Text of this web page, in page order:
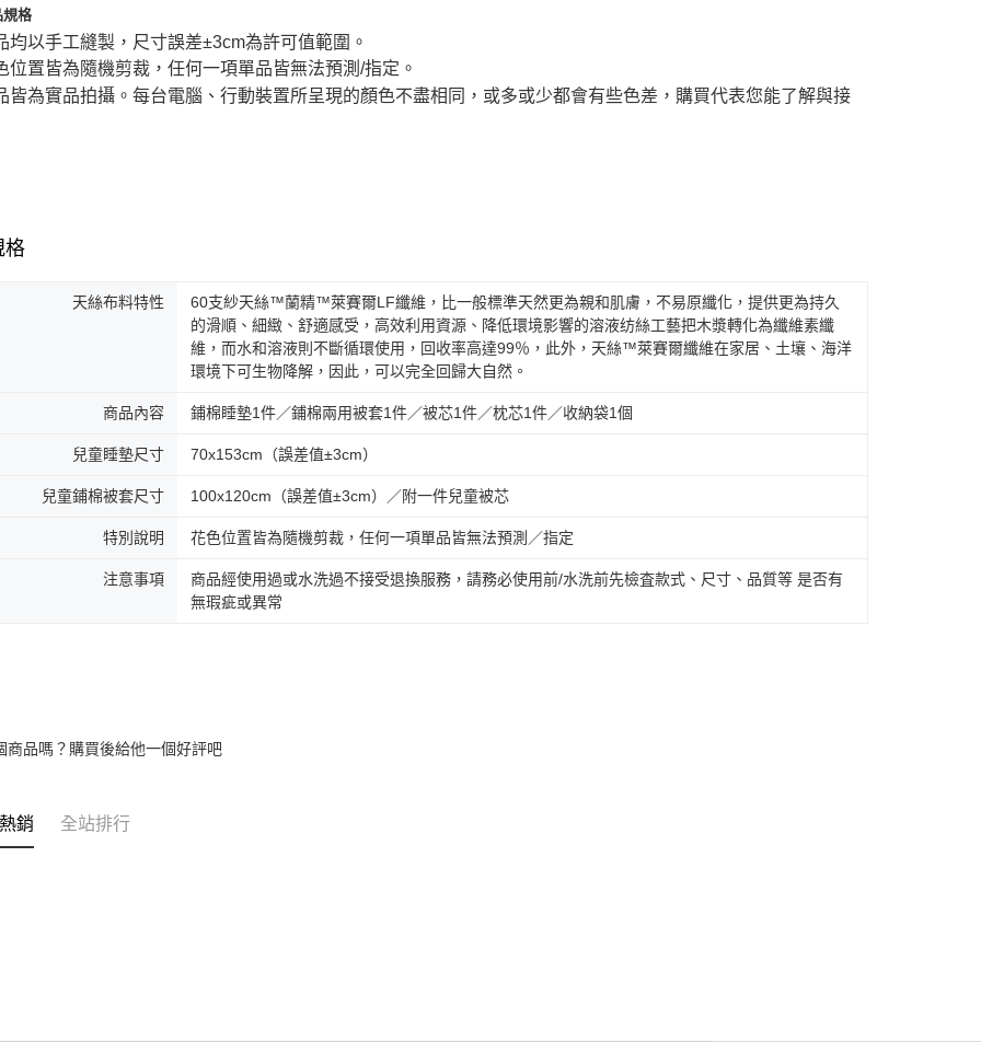
均以手工縫製，尺寸誤差±3cm為許可值範圍。
位置皆為隨機剪裁，任何一項單品皆無法預測/指定。
皆為實品拍攝。每台電腦、行動裝置所呈現的顏色不盡相同，或多或少都會有些色差，購買代表您能了解與接
格
天絲布料特性
60支紗天絲™蘭精™萊賽爾LF纖維，比一般標準天然更為親和肌膚，不易原纖化，提供更為持久
的滑順、細緻、舒適感受，高效利用資源、降低環境影響的溶液纺絲工藝把木漿轉化為纖維素纖
維，而水和溶液則不斷循環使用，回收率高達99％，此外，天絲™萊賽爾纖維在家居、土壤、海洋
環境下可生物降解，因此，可以完全回歸大自然。
商品內容 鋪棉睡墊1件／鋪棉兩用被套1件／被芯1件／枕芯1件／收納袋1個
兒童睡墊尺寸 70x153cm（誤差值±3cm）
兒童鋪棉被套尺寸 100x120cm（誤差值±3cm）／附一件兒童被芯
特別說明 花色位置皆為隨機剪裁，任何一項單品皆無法預測／指定
注意事項
商品經使用過或水洗過不接受退換服務，請務必使用前/水洗前先檢査款式、尺寸、品質等 是否有
無瑕疵或異常
商品嗎？購買後給他一個好評吧
銷 全站排行